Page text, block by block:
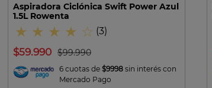
Aspiradora Ciclónica Swift Power Azul
1.5L Rowenta
★ ★ ★ ★ ☆ (3)
$99.990
$59.990
6 cuotas de $9998 sin interés con
Mercado Pago